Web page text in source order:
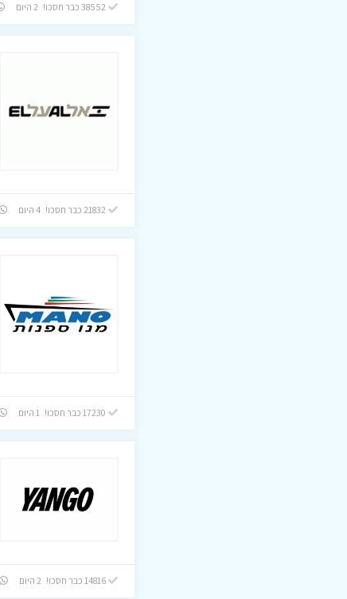
38552 כבר חסכו! 2 היום
21832 כבר חסכו! 4 היום
14816 כבר חסכו! 2 היום